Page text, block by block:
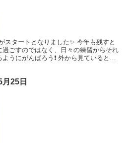
スタートとなりました✨ 今年も残すと
過ごすのではなく、日々の練習からそれ
うにがんばろう❗️ 外から見ていると差
月25日